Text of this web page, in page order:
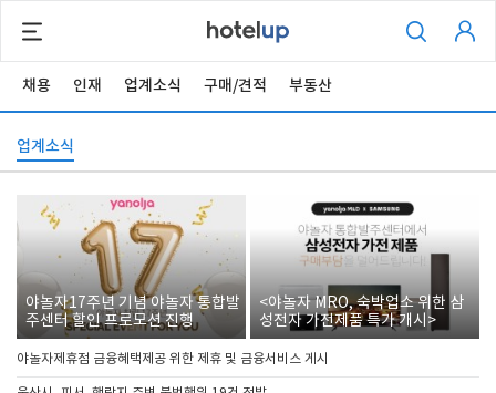
채용 인재 업계소식 구매/견적 부동산
업계소식
야놀자17주년 기념 야놀자 통합발
주센터 할인 프로모션 진행
<야놀자 MRO, 숙박업소 위한 삼
성전자 가전제품 특가 개시>
야놀자제휴점 금융혜택제공 위한 제휴 및 금융서비스 게시